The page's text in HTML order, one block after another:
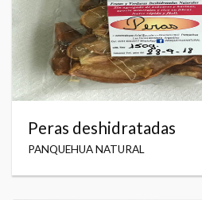
Peras deshidratadas
PANQUEHUA NATURAL